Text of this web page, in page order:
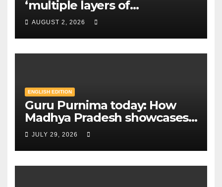
‘multiple layers of
encryption’ to centres closer
to home — Key changes in 30
August exam | Mint
AUGUST 2, 2026
ENGLISH EDITION
Guru Purnima today: How
Madhya Pradesh showcases
Sandipani schools as new
education model | Mint
JULY 29, 2026